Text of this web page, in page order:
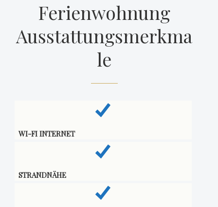
Ferienwohnung
Ausstattungsmerkma
le
WI-FI INTERNET
STRANDNÄHE